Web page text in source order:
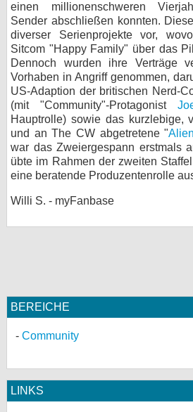
einen millionenschweren
Sender abschließen konnten.
diverser Serienprojekte vor,
Sitcom "Happy Family" über das
Dennoch wurden ihre Verträge
Vorhaben in Angriff genommen,
US-Adaption der britischen Nerd-
(mit "Community"-Protagonist
Hauptrolle) sowie das kurzlebige,
und an The CW abgetretene "
war das Zweiergespann erstmals
übte im Rahmen der zweiten
eine beratende Produzentenrolle
Willi S. - myFanbase
BEREICHE
Community
LINKS
Desktop-